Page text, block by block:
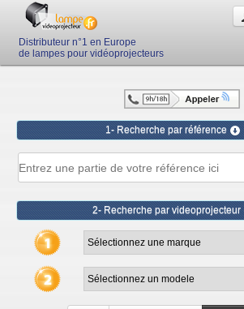
Distributeur n°1 en Europe
de lampes pour vidéoprojecteurs
1- Recherche par référence
2- Recherche par videoprojecteur